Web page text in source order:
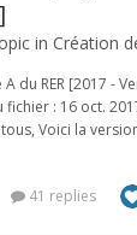
in Création
du RER [2017 -
: 16 oct.
Voici la
41 replies